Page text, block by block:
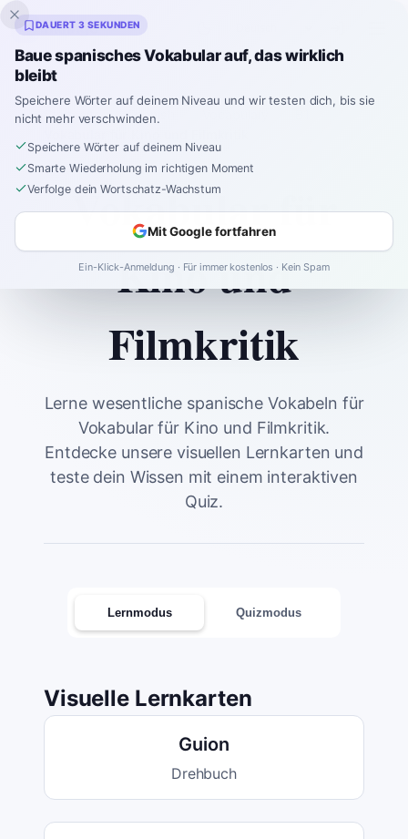
Inklingo
Startseite Spanish
Vokabular für
Kino und
Filmkritik
Lerne wesentliche spanische Vokabeln für
Vokabular für Kino und Filmkritik.
Entdecke unsere visuellen Lernkarten und
teste dein Wissen mit einem interaktiven
Quiz.
Lernmodus Quizmodus
Visuelle Lernkarten
Guion
Drehbuch
DAUERT 3 SEKUNDEN
Baue spanisches Vokabular auf, das wirklich
bleibt
Speichere Wörter auf deinem Niveau und wir testen dich, bis sie
nicht mehr verschwinden.
Speichere Wörter auf deinem Niveau
Smarte Wiederholung im richtigen Moment
Verfolge dein Wortschatz-Wachstum
Mit Google fortfahren
Ein-Klick-Anmeldung · Für immer kostenlos · Kein Spam